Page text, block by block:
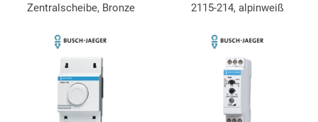
Zentralscheibe, Bronze
2115-214, alpinweiß